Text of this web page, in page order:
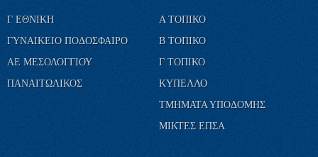
Γ ΕΘΝΙΚΗ
ΓΥΝΑΙΚΕΙΟ ΠΟΔΟΣΦΑΙΡΟ
ΑΕ ΜΕΣΟΛΟΓΓΙΟΥ
ΠΑΝΑΙΤΩΛΙΚΟΣ
Α ΤΟΠΙΚΟ
Β ΤΟΠΙΚΟ
Γ ΤΟΠΙΚΟ
ΚΥΠΕΛΛΟ
ΤΜΗΜΑΤΑ ΥΠΟΔΟΜΗΣ
ΜΙΚΤΕΣ ΕΠΣΑ